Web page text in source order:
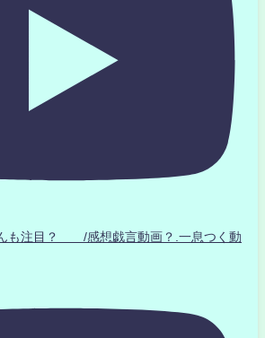
も注目？ /感想戯言動画？.一息つく動